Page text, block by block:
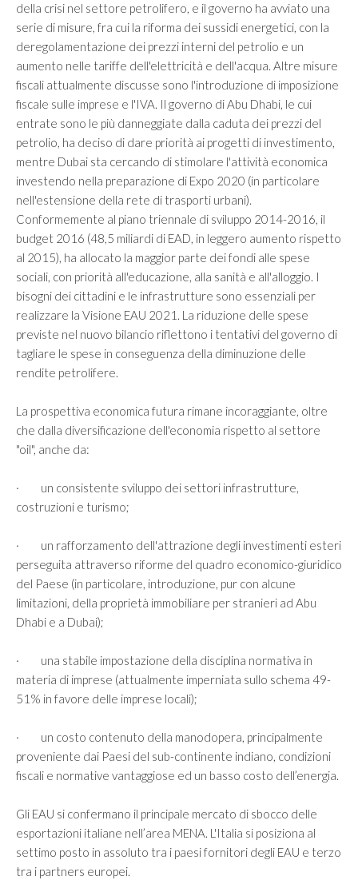
della crisi nel settore petrolifero, e il governo ha avviato una
serie di misure, fra cui la riforma dei sussidi energetici, con la
deregolamentazione dei prezzi interni del petrolio e un
aumento nelle tariffe dell'elettricità e dell'acqua. Altre misure
fiscali attualmente discusse sono l'introduzione di imposizione
fiscale sulle imprese e l'IVA. Il governo di Abu Dhabi, le cui
entrate sono le più danneggiate dalla caduta dei prezzi del
petrolio, ha deciso di dare priorità ai progetti di investimento,
mentre Dubai sta cercando di stimolare l'attività economica
investendo nella preparazione di Expo 2020 (in particolare
nell'estensione della rete di trasporti urbani).
Conformemente al piano triennale di sviluppo 2014-2016, il
budget 2016 (48,5 miliardi di EAD, in leggero aumento rispetto
al 2015), ha allocato la maggior parte dei fondi alle spese
sociali, con priorità all'educazione, alla sanità e all'alloggio. I
bisogni dei cittadini e le infrastrutture sono essenziali per
realizzare la Visione EAU 2021. La riduzione delle spese
previste nel nuovo bilancio riflettono i tentativi del governo di
tagliare le spese in conseguenza della diminuzione delle
rendite petrolifere.
La prospettiva economica futura rimane incoraggiante, oltre
che dalla diversificazione dell'economia rispetto al settore
"oil", anche da:
· un consistente sviluppo dei settori infrastrutture,
costruzioni e turismo;
· un rafforzamento dell'attrazione degli investimenti esteri
perseguita attraverso riforme del quadro economico-giuridico
del Paese (in particolare, introduzione, pur con alcune
limitazioni, della proprietà immobiliare per stranieri ad Abu
Dhabi e a Dubai);
· una stabile impostazione della disciplina normativa in
materia di imprese (attualmente imperniata sullo schema 49-
51% in favore delle imprese locali);
· un costo contenuto della manodopera, principalmente
proveniente dai Paesi del sub-continente indiano, condizioni
fiscali e normative vantaggiose ed un basso costo dell’energia.
Gli EAU si confermano il principale mercato di sbocco delle
esportazioni italiane nell’area MENA. L'Italia si posiziona al
settimo posto in assoluto tra i paesi fornitori degli EAU e terzo
tra i partners europei.